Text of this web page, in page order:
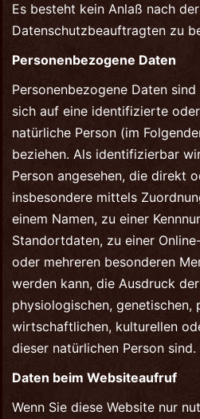
Es besteht kein Anlaß nach
Datenschutzbeauftragten zu
Personenbezogene Daten
Personenbezogene Daten
sich auf eine identifizierte
natürliche Person (im
beziehen. Als identifizierbar
Person angesehen, die direkt
insbesondere mittels
einem Namen, zu einer
Standortdaten, zu einer
oder mehreren besonderen
werden kann, die Ausdruck
physiologischen, genetischen,
wirtschaftlichen, kulturellen
dieser natürlichen Person sind.
Daten beim Websiteaufruf
Wenn Sie diese Website nur